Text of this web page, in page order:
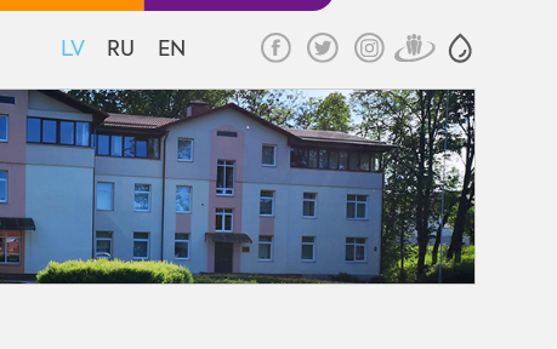
LV RU EN